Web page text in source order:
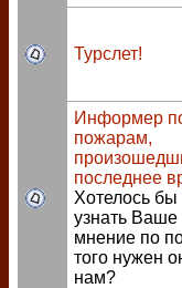
Турслет!
Информер
пожарам,
последнее
Хотелось бы
узнать Ваше
мнение по
того нужен
нам?